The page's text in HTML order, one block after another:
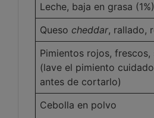
Leche, baja en grasa (1%)
Queso cheddar, rallado,
Pimientos rojos,
(lave el pimiento
antes de cortarlo)
Cebolla en polvo